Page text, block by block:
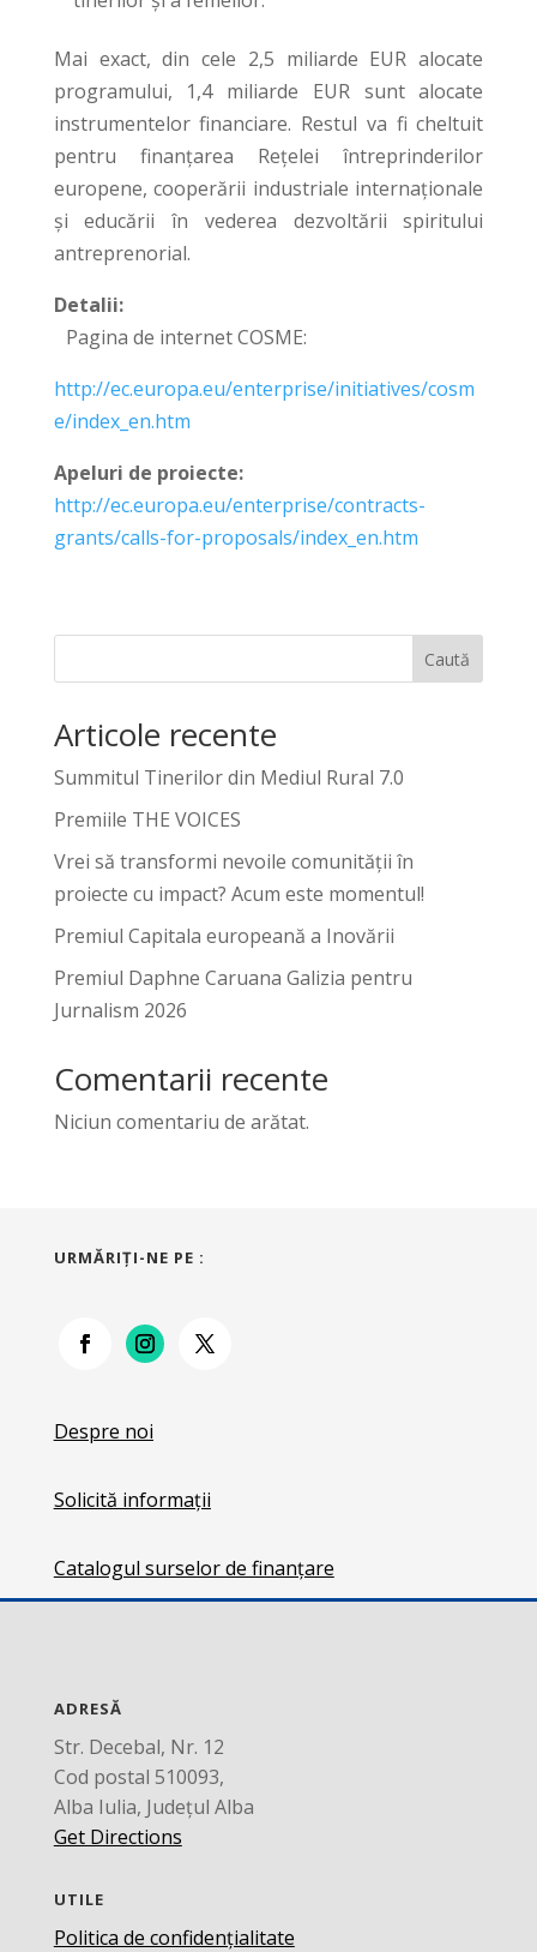
Mai exact, din cele 2,5 miliarde EUR alocate
programului, 1,4 miliarde EUR sunt alocate
instrumentelor financiare. Restul va fi cheltuit
pentru finanțarea Rețelei întreprinderilor
europene, cooperării industriale internaționale
și educării în vederea dezvoltării spiritului
antreprenorial.
Detalii:
Pagina de internet COSME:
http://ec.europa.eu/enterprise/initiatives/cosm
e/index_en.htm
Apeluri de proiecte:
http://ec.europa.eu/enterprise/contracts-
grants/calls-for-proposals/index_en.htm
Caută
Articole recente
Summitul Tinerilor din Mediul Rural 7.0
Premiile THE VOICES
Vrei să transformi nevoile comunității în
proiecte cu impact? Acum este momentul!
Premiul Capitala europeană a Inovării
Premiul Daphne Caruana Galizia pentru
Jurnalism 2026
Comentarii recente
Niciun comentariu de arătat.
URMĂRIŢI-NE PE :
Despre noi
Solicită informații
Catalogul surselor de finanțare
ADRESĂ
Str. Decebal, Nr. 12
Cod postal 510093,
Alba Iulia, Județul Alba
Get Directions
UTILE
Politica de confidențialitate